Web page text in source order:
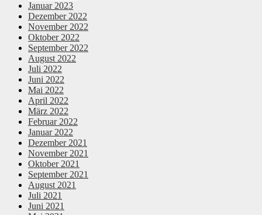
Januar 2023
Dezember 2022
November 2022
Oktober 2022
September 2022
August 2022
Juli 2022
Juni 2022
Mai 2022
April 2022
März 2022
Februar 2022
Januar 2022
Dezember 2021
November 2021
Oktober 2021
September 2021
August 2021
Juli 2021
Juni 2021